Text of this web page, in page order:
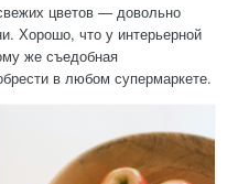
цветов — довольно
Хорошо, что у интерьерной
же съедобная
в любом супермаркете.